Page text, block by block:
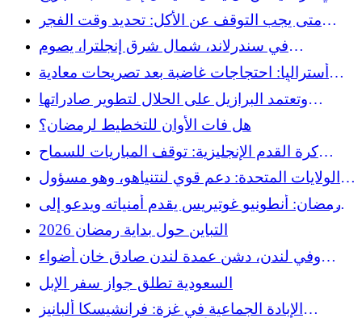
معاقين بسبب نقص الجراحة التقويمية، حسب
دراسة لانسيت
متى يجب التوقف عن الأكل: تحديد وقت الفجر
والإمساك
في سندرلاند، شمال شرق إنجلترا، يصوم
أستراليا: احتجاجات غاضبة بعد تصريحات معادية
للإسلام أدلت بها الزعيمة اليمينية المتطرفة بولين
هانسون
وتعتمد البرازيل على الحلال لتطوير صادراتها
الغذائية
هل فات الأوان للتخطيط لرمضان؟
كرة القدم الإنجليزية: توقف المباريات للسماح
للاعبين المسلمين بالإفطار في رمضان
الولايات المتحدة: دعم قوي لنتنياهو، وهو مسؤول
جمهوري منتخب يعارض المسلمين بالحيوانات
ويتبنى خطابًا يجردهم من الإنسانية
رمضان: أنطونيو غوتيريس يقدم أمنياته ويدعو إلى
التضامن والكرامة والأمل
التباين حول بداية رمضان 2026
وفي لندن، دشن عمدة لندن صادق خان أضواء
رمضان في قلب المدينة
السعودية تطلق جواز سفر الإبل
الإبادة الجماعية في غزة: فرانشيسكا ألبانيز